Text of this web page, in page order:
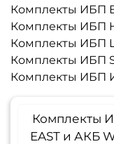
Комплекты ИБП
Комплекты ИБП
Комплекты ИБП
Комплекты ИБП
Комплекты ИБП
Комплекты
EAST и АКБ